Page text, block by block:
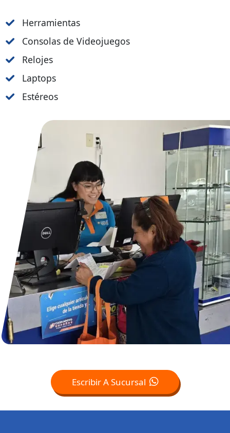
Herramientas
Consolas de Videojuegos
Relojes
Laptops
Estéreos
Escribir A Sucursal